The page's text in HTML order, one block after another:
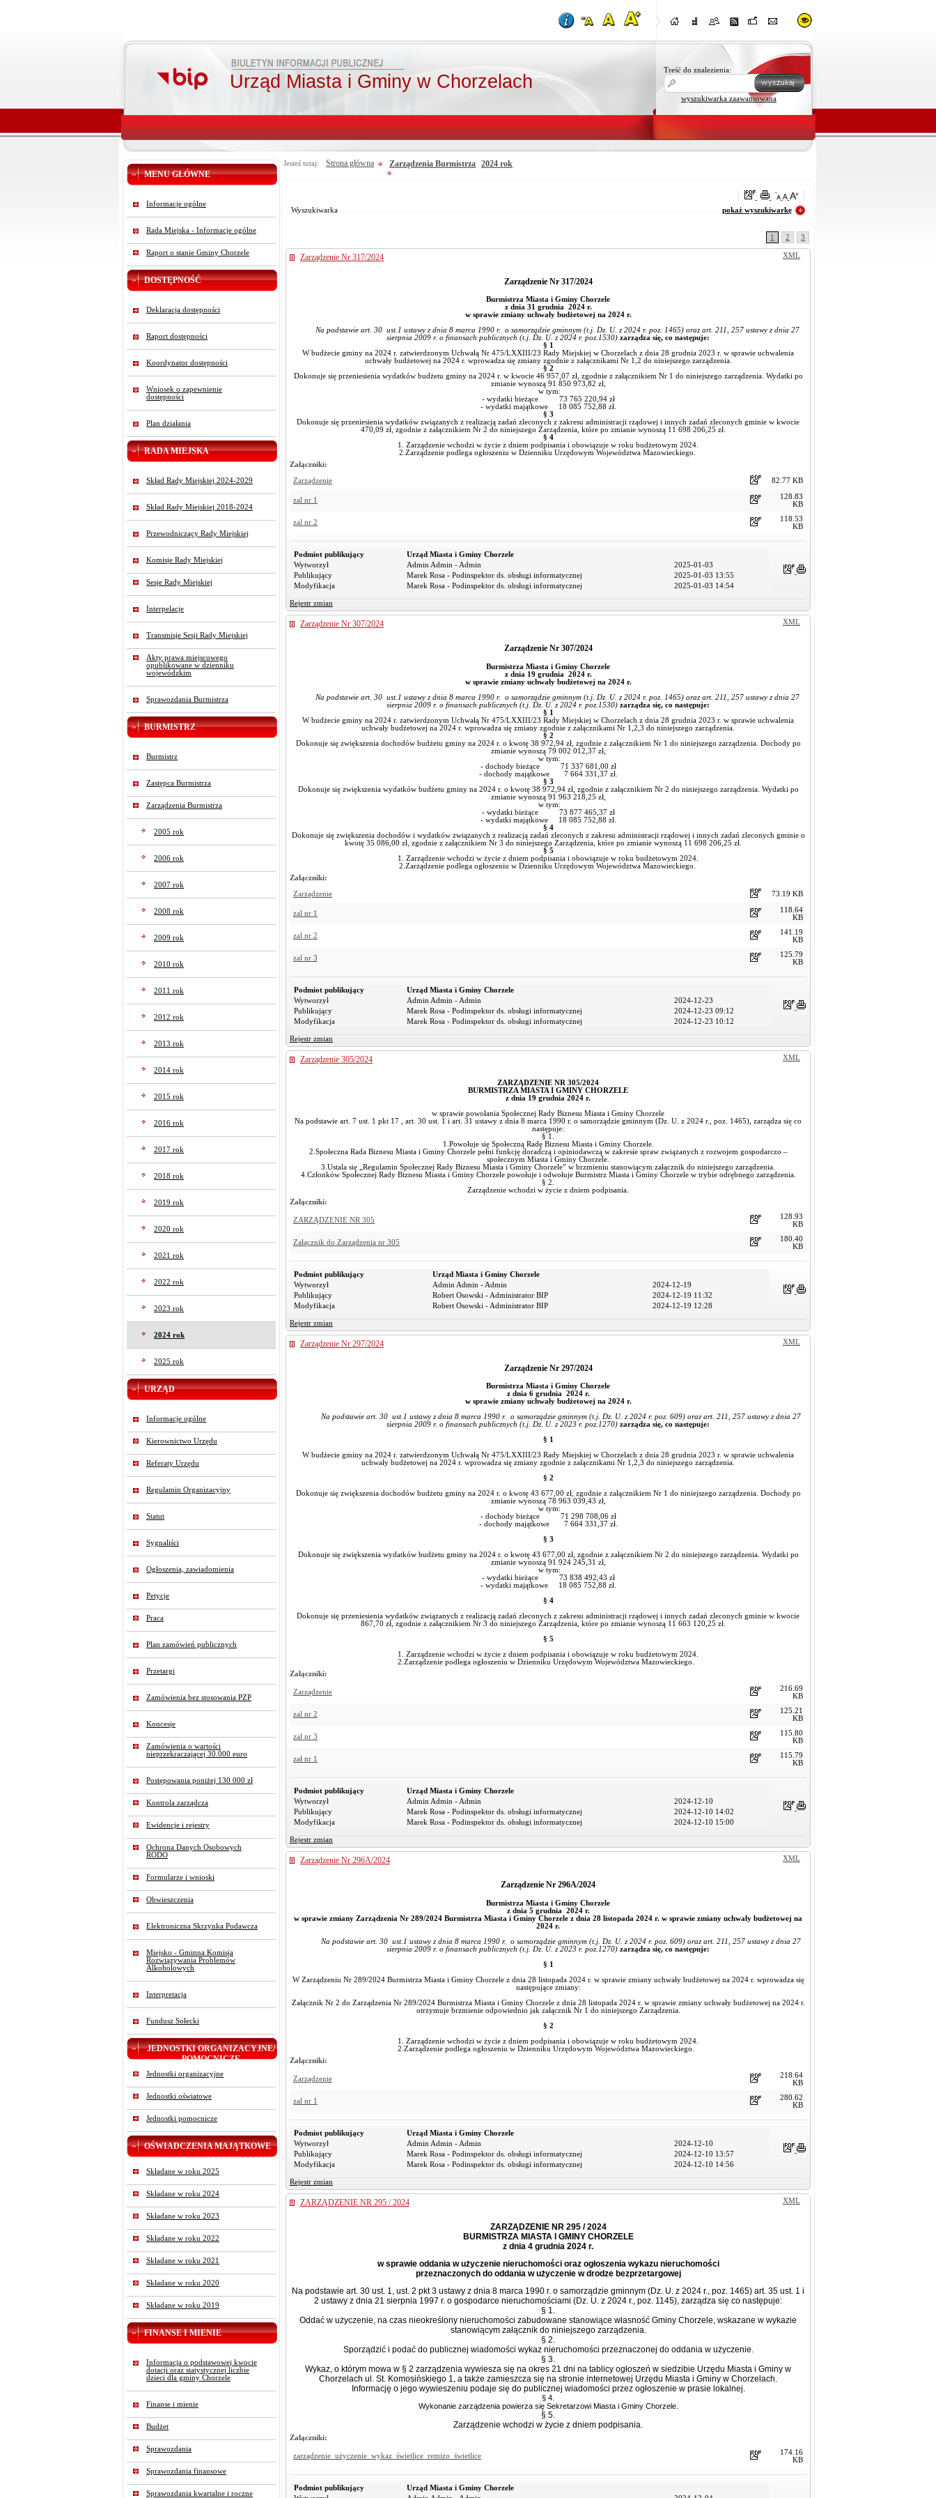
Urząd Miasta i Gminy w Chorzelach
Treść do znalezienia:
wyszukiwarka zaawansowana
MENU GŁÓWNE
Informacje ogólne
Rada Miejska - Informacje ogólne
Raport o stanie Gminy Chorzele
DOSTĘPNOŚĆ
Deklaracja dostępności
Raport dostępności
Koordynator dostępności
Wniosek o zapewnienie
dostępności
Plan działania
RADA MIEJSKA
Skład Rady Miejskiej 2024-2029
Skład Rady Miejskiej 2018-2024
Przewodniczący Rady Miejskiej
Komisje Rady Miejskiej
Sesje Rady Miejskiej
Interpelacje
Transmisje Sesji Rady Miejskiej
Akty prawa miejscowego
opublikowane w dzienniku
wojewódzkim
Sprawozdania Burmistrza
BURMISTRZ
Burmistrz
Zastępca Burmistrza
Zarządzenia Burmistrza
2005 rok
2006 rok
2007 rok
2008 rok
2009 rok
2010 rok
2011 rok
2012 rok
2013 rok
2014 rok
2015 rok
2016 rok
2017 rok
2018 rok
2019 rok
2020 rok
2021 rok
2022 rok
2023 rok
2024 rok
2025 rok
URZĄD
Informacje ogólne
Kierownictwo Urzędu
Referaty Urzędu
Regulamin Organizacyjny
Statut
Sygnaliści
Ogłoszenia, zawiadomienia
Petycje
Praca
Plan zamówień publicznych
Przetargi
Zamówienia bez stosowania PZP
Koncesje
Zamówienia o wartości
nieprzekraczającej 30.000 euro
Postępowania poniżej 130 000 zł
Kontrola zarządcza
Ewidencje i rejestry
Ochrona Danych Osobowych
RODO
Formularze i wnioski
Obwieszczenia
Elektroniczna Skrzynka Podawcza
Miejsko - Gminna Komisja
Rozwiązywania Problemów
Alkoholowych
Interpretacja
Fundusz Sołecki
JEDNOSTKI ORGANIZACYJNE/
POMOCNICZE
Jednostki organizacyjne
Jednostki oświatowe
Jednostki pomocnicze
OŚWIADCZENIA MAJĄTKOWE
Składane w roku 2025
Składane w roku 2024
Składane w roku 2023
Składane w roku 2022
Składane w roku 2021
Składane w roku 2020
Składane w roku 2019
FINANSE I MIENIE
Informacja o podstawowej kwocie
dotacji oraz statystycznej liczbie
dzieci dla gminy Chorzele
Finanse i mienie
Budżet
Sprawozdania
Sprawozdania finansowe
Sprawozdania kwartalne i roczne
Jesteś tutaj: Strona główna Zarządzenia Burmistrza 2024 rok
Wyszukiwarka pokaż wyszukiwarkę
1 2 3
XML
Zarządzenie Nr 317/2024
Zarządzenie Nr 317/2024
Burmistrza Miasta i Gminy Chorzele
z dnia 31 grudnia 2024 r.
w sprawie zmiany uchwały budżetowej na 2024 r.
Na podstawie art. 30 ust.1 ustawy z dnia 8 marca 1990 r. o samorządzie gminnym (t.j. Dz. U. z 2024 r. poz. 1465) oraz art. 211, 257 ustawy z dnia 27
sierpnia 2009 r. o finansach publicznych (t.j. Dz. U. z 2024 r. poz.1530) zarządza się, co następuje:
§ 1
W budżecie gminy na 2024 r. zatwierdzonym Uchwałą Nr 475/LXXIII/23 Rady Miejskiej w Chorzelach z dnia 28 grudnia 2023 r. w sprawie uchwalenia
uchwały budżetowej na 2024 r. wprowadza się zmiany zgodnie z załącznikami Nr 1,2 do niniejszego zarządzenia.
§ 2
Dokonuje się przeniesienia wydatków budżetu gminy na 2024 r. w kwocie 46 957,07 zł, zgodnie z załącznikiem Nr 1 do niniejszego zarządzenia. Wydatki po
zmianie wynoszą 91 850 973,82 zł,
w tym:
- wydatki bieżące 73 765 220,94 zł
- wydatki majątkowe 18 085 752,88 zł.
§ 3
Dokonuje się przeniesienia wydatków związanych z realizacją zadań zleconych z zakresu administracji rządowej i innych zadań zleconych gminie w kwocie
470,09 zł, zgodnie z załącznikiem Nr 2 do niniejszego Zarządzenia, które po zmianie wynoszą 11 698 206,25 zł.
§ 4
1. Zarządzenie wchodzi w życie z dniem podpisania i obowiązuje w roku budżetowym 2024.
2.Zarządzenie podlega ogłoszeniu w Dzienniku Urzędowym Województwa Mazowieckiego.
Załączniki:
Zarządzenie 82.77 KB
zal nr 1
128.83
KB
zal nr 2
118.53
KB
Podmiot publikujący
Urząd Miasta i Gminy Chorzele
Wytworzył
Admin Admin - Admin
2025-01-03
Publikujący
Marek Rosa - Podinspektor ds. obsługi informatycznej
2025-01-03 13:55
Modyfikacja
Marek Rosa - Podinspektor ds. obsługi informatycznej 2025-01-03 14:54
Rejestr zmian
XML
Zarządzenie Nr 307/2024
Zarządzenie Nr 307/2024
Burmistrza Miasta i Gminy Chorzele
z dnia 19 grudnia 2024 r.
w sprawie zmiany uchwały budżetowej na 2024 r.
Na podstawie art. 30 ust.1 ustawy z dnia 8 marca 1990 r. o samorządzie gminnym (t.j. Dz. U. z 2024 r. poz. 1465) oraz art. 211, 257 ustawy z dnia 27
sierpnia 2009 r. o finansach publicznych (t.j. Dz. U. z 2024 r. poz.1530) zarządza się, co następuje:
§ 1
W budżecie gminy na 2024 r. zatwierdzonym Uchwałą Nr 475/LXXIII/23 Rady Miejskiej w Chorzelach z dnia 28 grudnia 2023 r. w sprawie uchwalenia
uchwały budżetowej na 2024 r. wprowadza się zmiany zgodnie z załącznikami Nr 1,2,3 do niniejszego zarządzenia.
§ 2
Dokonuje się zwiększenia dochodów budżetu gminy na 2024 r. o kwotę 38 972,94 zł, zgodnie z załącznikiem Nr 1 do niniejszego zarządzenia. Dochody po
zmianie wynoszą 79 002 012,37 zł,
w tym:
- dochody bieżące 71 337 681,00 zł
- dochody majątkowe 7 664 331,37 zł.
§ 3
Dokonuje się zwiększenia wydatków budżetu gminy na 2024 r. o kwotę 38 972,94 zł, zgodnie z załącznikiem Nr 2 do niniejszego zarządzenia. Wydatki po
zmianie wynoszą 91 963 218,25 zł,
w tym:
- wydatki bieżące 73 877 465,37 zł
- wydatki majątkowe 18 085 752,88 zł.
§ 4
Dokonuje się zwiększenia dochodów i wydatków związanych z realizacją zadań zleconych z zakresu administracji rządowej i innych zadań zleconych gminie o
kwotę 35 086,00 zł, zgodnie z załącznikiem Nr 3 do niniejszego Zarządzenia, które po zmianie wynoszą 11 698 206,25 zł.
§ 5
1. Zarządzenie wchodzi w życie z dniem podpisania i obowiązuje w roku budżetowym 2024.
2.Zarządzenie podlega ogłoszeniu w Dzienniku Urzędowym Województwa Mazowieckiego.
Załączniki:
Zarządzenie 73.19 KB
zal nr 1
118.64
KB
zal nr 2
141.19
KB
zal nr 3
125.79
KB
Podmiot publikujący
Urząd Miasta i Gminy Chorzele
Wytworzył
Admin Admin - Admin
2024-12-23
Publikujący
Marek Rosa - Podinspektor ds. obsługi informatycznej
2024-12-23 09:12
Modyfikacja
Marek Rosa - Podinspektor ds. obsługi informatycznej 2024-12-23 10:12
Rejestr zmian
XML
Zarządzenie 305/2024
ZARZĄDZENIE NR 305/2024
BURMISTRZA MIASTA I GMINY CHORZELE
z dnia 19 grudnia 2024 r.
w sprawie powołania Społecznej Rady Biznesu Miasta i Gminy Chorzele
Na podstawie art. 7 ust. 1 pkt 17 , art. 30 ust. 1 i art. 31 ustawy z dnia 8 marca 1990 r. o samorządzie gminnym (Dz. U. z 2024 r., poz. 1465), zarządza się co
następuje:
§ 1.
1.Powołuje się Społeczną Radę Biznesu Miasta i Gminy Chorzele.
2.Społeczna Rada Biznesu Miasta i Gminy Chorzele pełni funkcję doradczą i opiniodawczą w zakresie spraw związanych z rozwojem gospodarczo –
społecznym Miasta i Gminy Chorzele.
3.Ustala się „Regulamin Społecznej Rady Biznesu Miasta i Gminy Chorzele” w brzmieniu stanowiącym załącznik do niniejszego zarządzenia.
4.Członków Społecznej Rady Biznesu Miasta i Gminy Chorzele powołuje i odwołuje Burmistrz Miasta i Gminy Chorzele w trybie odrębnego zarządzenia.
§ 2.
Zarządzenie wchodzi w życie z dniem podpisania.
Załączniki:
ZARZĄDZENIE NR 305
128.93
KB
Załącznik do Zarządzenia nr 305
180.40
KB
Podmiot publikujący
Urząd Miasta i Gminy Chorzele
Wytworzył
Admin Admin - Admin
2024-12-19
Publikujący
Robert Osowski - Administrator BIP
2024-12-19 11:32
Modyfikacja
Robert Osowski - Administrator BIP 2024-12-19 12:28
Rejestr zmian
XML
Zarządzenie Nr 297/2024
Zarządzenie Nr 297/2024
Burmistrza Miasta i Gminy Chorzele
z dnia 6 grudnia 2024 r.
w sprawie zmiany uchwały budżetowej na 2024 r.
Na podstawie art. 30 ust.1 ustawy z dnia 8 marca 1990 r. o samorządzie gminnym (t.j. Dz. U. z 2024 r. poz. 609) oraz art. 211, 257 ustawy z dnia 27
sierpnia 2009 r. o finansach publicznych (t.j. Dz. U. z 2023 r. poz.1270) zarządza się, co następuje:
§ 1
W budżecie gminy na 2024 r. zatwierdzonym Uchwałą Nr 475/LXXIII/23 Rady Miejskiej w Chorzelach z dnia 28 grudnia 2023 r. w sprawie uchwalenia
uchwały budżetowej na 2024 r. wprowadza się zmiany zgodnie z załącznikami Nr 1,2,3 do niniejszego zarządzenia.
§ 2
Dokonuje się zwiększenia dochodów budżetu gminy na 2024 r. o kwotę 43 677,00 zł, zgodnie z załącznikiem Nr 1 do niniejszego zarządzenia. Dochody po
zmianie wynoszą 78 963 039,43 zł,
w tym:
- dochody bieżące 71 298 708,06 zł
- dochody majątkowe 7 664 331,37 zł.
§ 3
Dokonuje się zwiększenia wydatków budżetu gminy na 2024 r. o kwotę 43 677,00 zł, zgodnie z załącznikiem Nr 2 do niniejszego zarządzenia. Wydatki po
zmianie wynoszą 91 924 245,31 zł,
w tym:
- wydatki bieżące 73 838 492,43 zł
- wydatki majątkowe 18 085 752,88 zł.
§ 4
Dokonuje się przeniesienia wydatków związanych z realizacją zadań zleconych z zakresu administracji rządowej i innych zadań zleconych gminie w kwocie
867,70 zł, zgodnie z załącznikiem Nr 3 do niniejszego Zarządzenia, które po zmianie wynoszą 11 663 120,25 zł.
§ 5
1. Zarządzenie wchodzi w życie z dniem podpisania i obowiązuje w roku budżetowym 2024.
2.Zarządzenie podlega ogłoszeniu w Dzienniku Urzędowym Województwa Mazowieckiego.
Załączniki:
Zarządzenie
216.69
KB
zal nr 2
125.21
KB
zal nr 3
115.80
KB
zał nr 1
115.79
KB
Podmiot publikujący
Urząd Miasta i Gminy Chorzele
Wytworzył
Admin Admin - Admin
2024-12-10
Publikujący
Marek Rosa - Podinspektor ds. obsługi informatycznej
2024-12-10 14:02
Modyfikacja
Marek Rosa - Podinspektor ds. obsługi informatycznej 2024-12-10 15:00
Rejestr zmian
XML
Zarządzenie Nr 296A/2024
Zarządzenie Nr 296A/2024
Burmistrza Miasta i Gminy Chorzele
z dnia 5 grudnia 2024 r.
w sprawie zmiany Zarządzenia Nr 289/2024 Burmistrza Miasta i Gminy Chorzele z dnia 28 listopada 2024 r. w sprawie zmiany uchwały budżetowej na
2024 r.
Na podstawie art. 30 ust.1 ustawy z dnia 8 marca 1990 r. o samorządzie gminnym (t.j. Dz. U. z 2024 r. poz. 609) oraz art. 211, 257 ustawy z dnia 27
sierpnia 2009 r. o finansach publicznych (t.j. Dz. U. z 2023 r. poz.1270) zarządza się, co następuje:
§ 1
W Zarządzeniu Nr 289/2024 Burmistrza Miasta i Gminy Chorzele z dnia 28 listopada 2024 r. w sprawie zmiany uchwały budżetowej na 2024 r. wprowadza się
następujące zmiany:
Załącznik Nr 2 do Zarządzenia Nr 289/2024 Burmistrza Miasta i Gminy Chorzele z dnia 28 listopada 2024 r. w sprawie zmiany uchwały budżetowej na 2024 r.
otrzymuje brzmienie odpowiednio jak załącznik Nr 1 do niniejszego Zarządzenia.
§ 2
1. Zarządzenie wchodzi w życie z dniem podpisania i obowiązuje w roku budżetowym 2024.
2.Zarządzenie podlega ogłoszeniu w Dzienniku Urzędowym Województwa Mazowieckiego.
Załączniki:
Zarządzenie
218.64
KB
zal nr 1
280.62
KB
Podmiot publikujący
Urząd Miasta i Gminy Chorzele
Wytworzył
Admin Admin - Admin
2024-12-10
Publikujący
Marek Rosa - Podinspektor ds. obsługi informatycznej
2024-12-10 13:57
Modyfikacja
Marek Rosa - Podinspektor ds. obsługi informatycznej 2024-12-10 14:56
Rejestr zmian
XML
ZARZĄDZENIE NR 295 / 2024
ZARZĄDZENIE NR 295 / 2024
BURMISTRZA MIASTA I GMINY CHORZELE
z dnia 4 grudnia 2024 r.
w sprawie oddania w użyczenie nieruchomości oraz ogłoszenia wykazu nieruchomości
przeznaczonych do oddania w użyczenie w drodze bezprzetargowej
Na podstawie art. 30 ust. 1, ust. 2 pkt 3 ustawy z dnia 8 marca 1990 r. o samorządzie gminnym (Dz. U. z 2024 r., poz. 1465) art. 35 ust. 1 i
2 ustawy z dnia 21 sierpnia 1997 r. o gospodarce nieruchomościami (Dz. U. z 2024 r., poz. 1145), zarządza się co następuje:
§ 1.
Oddać w użyczenie, na czas nieokreślony nieruchomości zabudowane stanowiące własność Gminy Chorzele, wskazane w wykazie
stanowiącym załącznik do niniejszego zarządzenia.
§ 2.
Sporządzić i podać do publicznej wiadomości wykaz nieruchomości przeznaczonej do oddania w użyczenie.
§ 3.
Wykaz, o którym mowa w § 2 zarządzenia wywiesza się na okres 21 dni na tablicy ogłoszeń w siedzibie Urzędu Miasta i Gminy w
Chorzelach ul. St. Komosińskiego 1, a także zamieszcza się na stronie internetowej Urzędu Miasta i Gminy w Chorzelach.
Informację o jego wywieszeniu podaje się do publicznej wiadomości przez ogłoszenie w prasie lokalnej.
§ 4.
Wykonanie zarządzenia powierza się Sekretarzowi Miasta i Gminy Chorzele.
§ 5.
Zarządzenie wchodzi w życie z dniem podpisania.
Załączniki:
zarządzenie_użyczenie_wykaz_świetlice_remizo_świetlice
174.16
KB
Podmiot publikujący
Urząd Miasta i Gminy Chorzele